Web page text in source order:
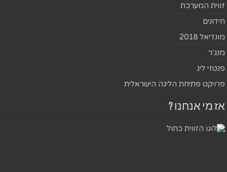
זווית המערכת
חידונים
מונדיאל 2018
מנג'ר
פנטזי ליג
פרויקט פתיחת הליגה הישראלית
אז מי אנחנו ?